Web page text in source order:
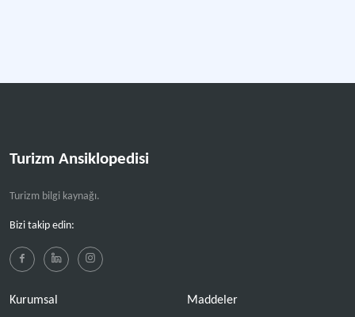
Turizm Ansiklopedisi
Turizm bilgi kaynağı.
Bizi takip edin:
Kurumsal Maddeler